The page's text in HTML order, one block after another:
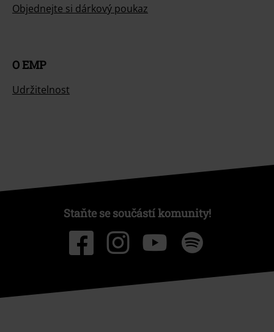
Objednejte si dárkový poukaz
O EMP
Udržitelnost
Staňte se součástí komunity!